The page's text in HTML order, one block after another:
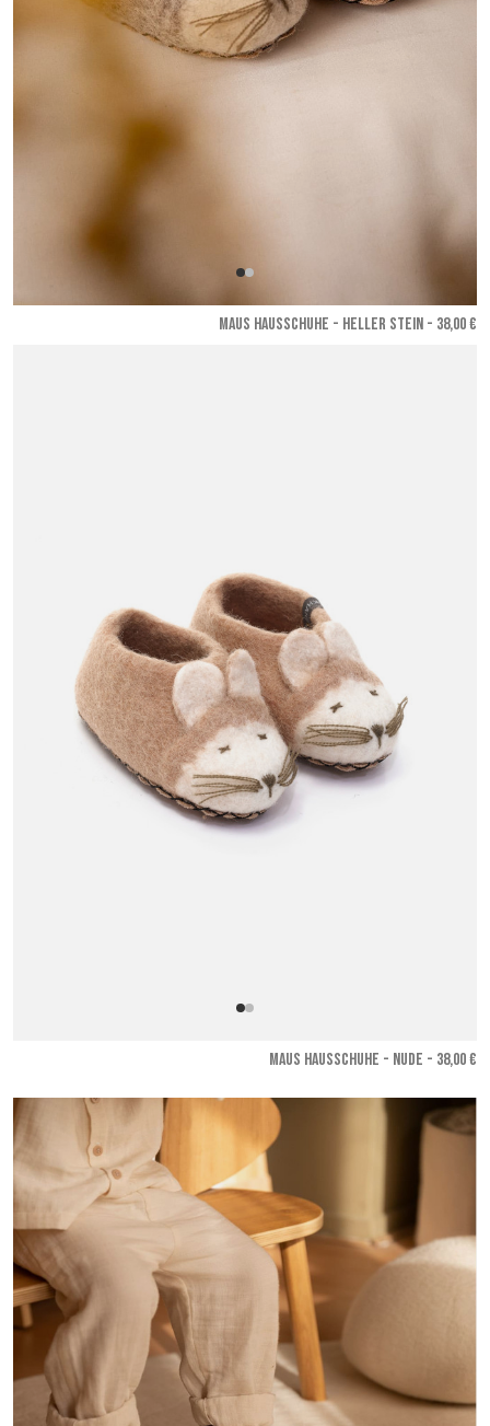
MAUS HAUSSCHUHE - Heller Stein - 38,00 €
MAUS HAUSSCHUHE - Nude - 38,00 €